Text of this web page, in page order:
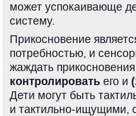
может успокаивающе
систему.
Прикосновение
потребностью, и
жаждать
контролировать его и
Дети могут быть
и тактильно-ищущими,